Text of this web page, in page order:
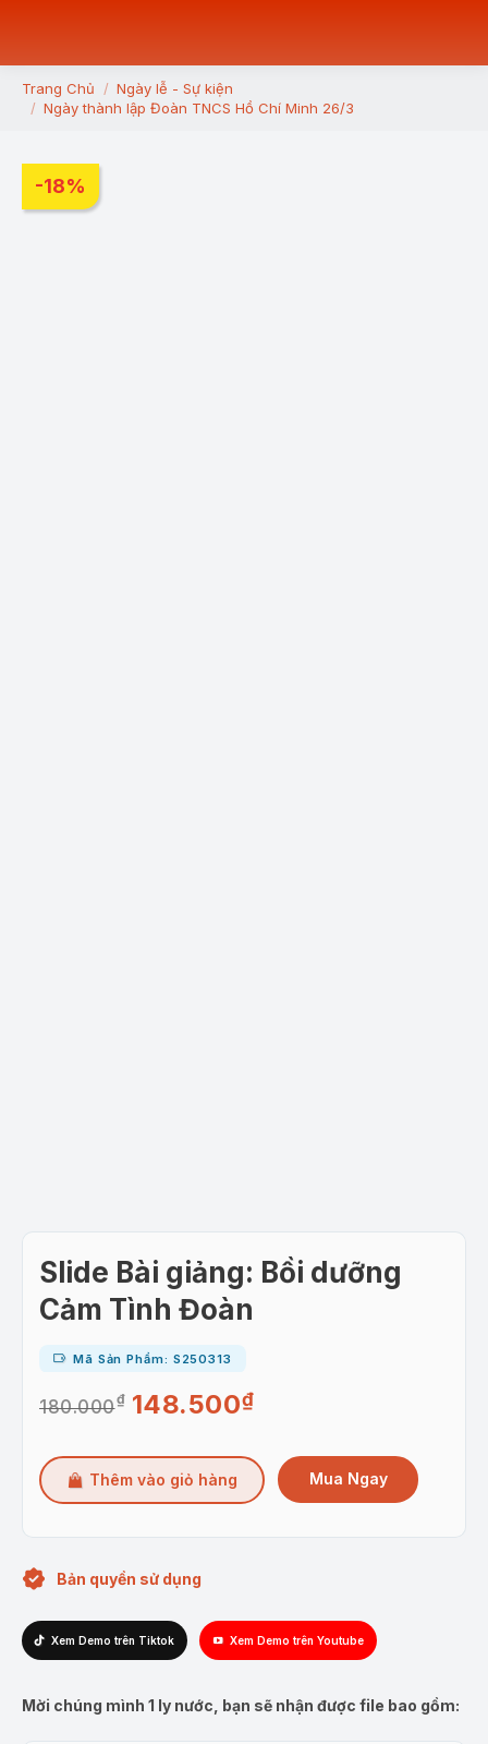
You are here:
Trang Chủ
Ngày lễ - Sự kiện
Ngày thành lập Đoàn TNCS Hồ Chí Minh 26/3
-18%
Slide Bài giảng: Bồi dưỡng
Cảm Tình Đoàn
Mã Sản Phẩm: S250313
180.000₫ Giá
là:
180.000₫.
148.500₫
Giá
tại
là:
148.500₫.
Thêm vào giỏ hàng Mua Ngay
Bản quyền sử dụng
Xem Demo trên Tiktok Xem Demo trên Youtube
Mời chúng mình 1 ly nước, bạn sẽ nhận được file bao gồm: